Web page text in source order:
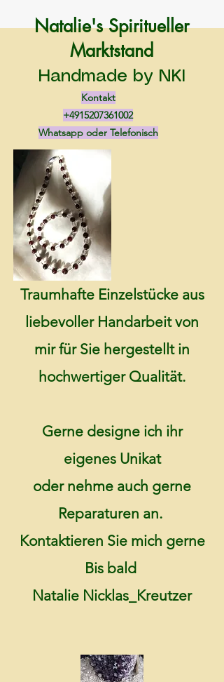
Natalie's Spiritueller
Marktstand
Handmade by NKI
Kontakt
+4915207361002
Whatsapp oder Telefonisch
Traumhafte Einzelstücke aus
liebevoller Handarbeit von
mir für Sie hergestellt in
hochwertiger Qualität.
Gerne designe ich ihr
eigenes Unikat
oder nehme auch gerne
Reparaturen an.
Kontaktieren Sie mich gerne
Bis bald
Natalie Nicklas_Kreutzer